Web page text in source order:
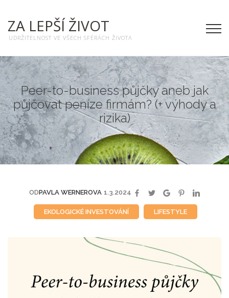
ZA LEPŠÍ ŽIVOT
UDRŽITELNOST VE VŠECH SFÉRÁCH ŽIVOTA
Peer-to-business půjčky aneb jak
půjčovat peníze firmám? (+ výhody a
rizika)
ODPAVLA WERNEROVA 1.3.2024
EKOLOGICKÉ INVESTOVÁNÍ LIFESTYLE